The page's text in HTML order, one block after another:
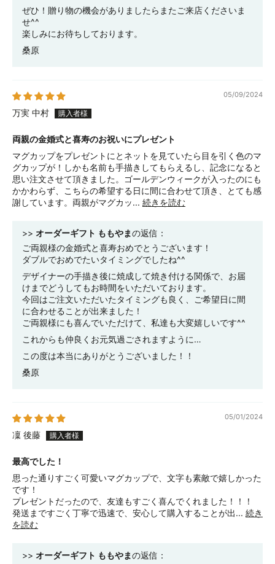
ぜひ！贈り物の機会がありましたらまたご来店くださいま
せ^^
楽しみにお待ちしております。
桑原
05/09/2024
万実 中村
両親の金婚式と喜寿のお祝いにプレゼント
マグカップをプレゼントにとネットを見ていたら目を引く色のマ
グカップが！しかも名前も手描きしてもらえるし、記念になると
思い注文させて頂きました。ゴールデンウィークが入ったのにも
かかわらず、こちらの希望する日に間に合わせて頂き、とても感
謝しています。両親がマグカッ... 続きを読む
>> オーダーギフト ももやまの返信：
ご両親様の金婚式と喜寿おめでとうございます！
ダブルでおめでたいタイミングでしたね^^
デザイナーの手描き後に焼成して焼き付ける関係で、お届
けまでどうしてもお時間をいただいております。
今回はご注文いただいたタイミングも良く、ご希望日に間
に合わせることが出来ました！
ご両親様にも喜んでいただけて、私達も大変嬉しいです^^
これからも仲良くお元気過ごされますように…
この度は本当にありがとうございました！！
桑原
05/01/2024
凜 後藤
最高でした！
思った通りすごく可愛いマグカップで、文字も素敵で嬉しかった
です！
プレゼントだったので、友達もすごく喜んでくれました！！！
発送まですごく丁寧で迅速で、安心して購入することが出... 続き
を読む
>> オーダーギフト ももやまの返信：